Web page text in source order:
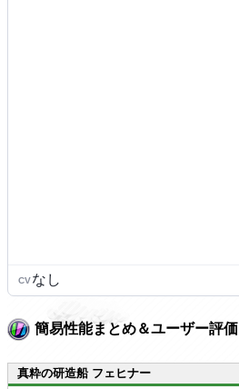
CVなし
簡易性能まとめ＆ユーザー評価
真粋の研造船 フェヒナー